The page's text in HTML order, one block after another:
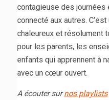
contagieuse des journées
connecté aux autres.
chaleureux et résolument
pour les parents, les
enfants qui apprennent à
avec un cœur ouvert.
A écouter surnos playlists